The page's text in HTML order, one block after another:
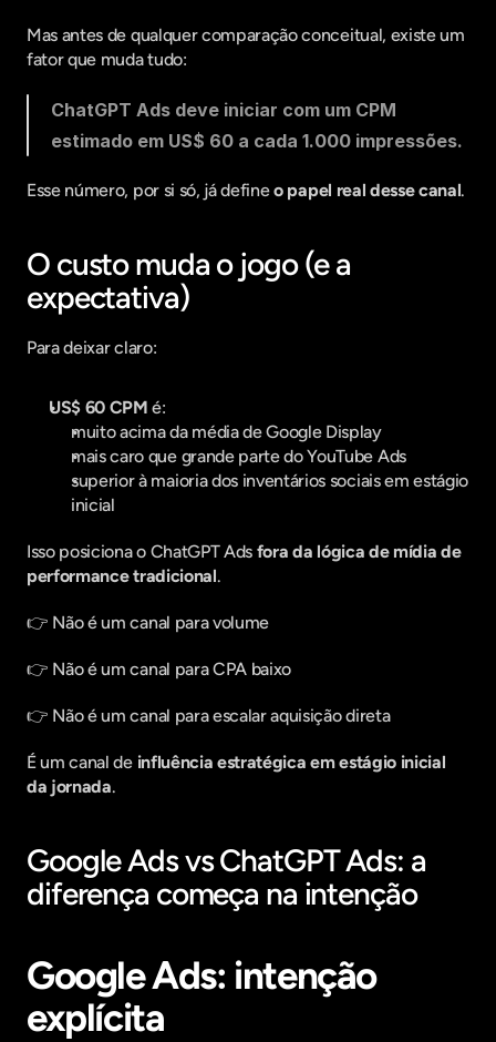
Mas antes de qualquer comparação conceitual, existe um
fator que muda tudo:
ChatGPT Ads deve iniciar com um CPM
estimado em US$ 60 a cada 1.000 impressões.
Esse número, por si só, já define o papel real desse canal.
O custo muda o jogo (e a
expectativa)
Para deixar claro:
US$ 60 CPM é:
muito acima da média de Google Display
mais caro que grande parte do YouTube Ads
superior à maioria dos inventários sociais em estágio
inicial
Isso posiciona o ChatGPT Ads fora da lógica de mídia de
performance tradicional.
👉 Não é um canal para volume
👉 Não é um canal para CPA baixo
👉 Não é um canal para escalar aquisição direta
É um canal de influência estratégica em estágio inicial
da jornada.
Google Ads vs ChatGPT Ads: a
diferença começa na intenção
Google Ads: intenção
explícita